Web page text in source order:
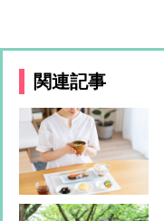
関連記事